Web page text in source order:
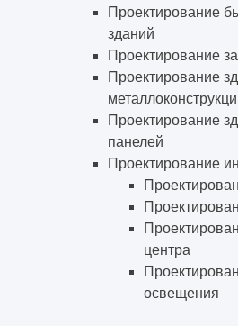
Проектирование
зданий
Проектирование
Проектирование
Проектирование
панелей
Проектирование
центра
освещения